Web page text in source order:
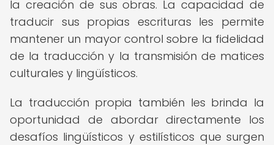
la creación de sus obras. La capacidad de
traducir sus propias escrituras les permite
mantener un mayor control sobre la fidelidad
de la traducción y la transmisión de matices
culturales y lingüísticos.
La traducción propia también les brinda la
oportunidad de abordar directamente los
desafíos lingüísticos y estilísticos que surgen